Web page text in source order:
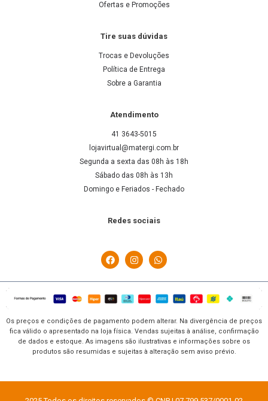
Ofertas e Promoções
Tire suas dúvidas
Trocas e Devoluções
Política de Entrega
Sobre a Garantia
Atendimento
41 3643-5015
lojavirtual@matergi.com.br
Segunda a sexta das 08h às 18h
Sábado das 08h às 13h
Domingo e Feriados - Fechado
Redes sociais
Os preços e condições de pagamento podem alterar. Na divergência de preços
fica válido o apresentado na loja física. Vendas sujeitas à análise, confirmação
de dados e estoque. As imagens são ilustrativas e informações sobre os
produtos são resumidas e sujeitas à alteração sem aviso prévio.